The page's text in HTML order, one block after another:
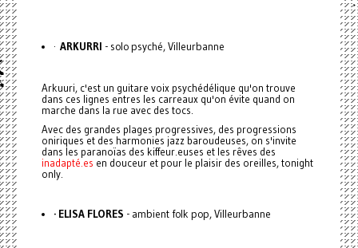
· ARKURRI - solo psyché, Villeurbanne
Arkuuri, c'est un guitare voix psychédélique qu'on trouve
dans ces lignes entres les carreaux qu'on évite quand on
marche dans la rue avec des tocs.
Avec des grandes plages progressives, des progressions
oniriques et des harmonies jazz baroudeuses, on s'invite
dans les paranoïas des kiffeur.euses et les rêves des
inadapté.es en douceur et pour le plaisir des oreilles, tonight
only.
· ELISA FLORES - ambient folk pop, Villeurbanne